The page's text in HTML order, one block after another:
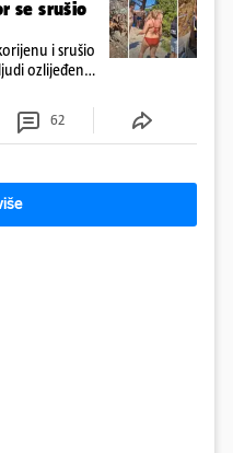
se srušio
i srušio
ozlijeđeno,
62